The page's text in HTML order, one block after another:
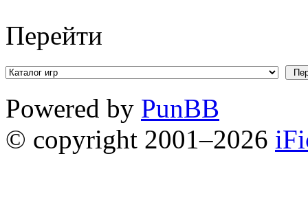
Перейти
Powered by PunBB
© copyright 2001–2026